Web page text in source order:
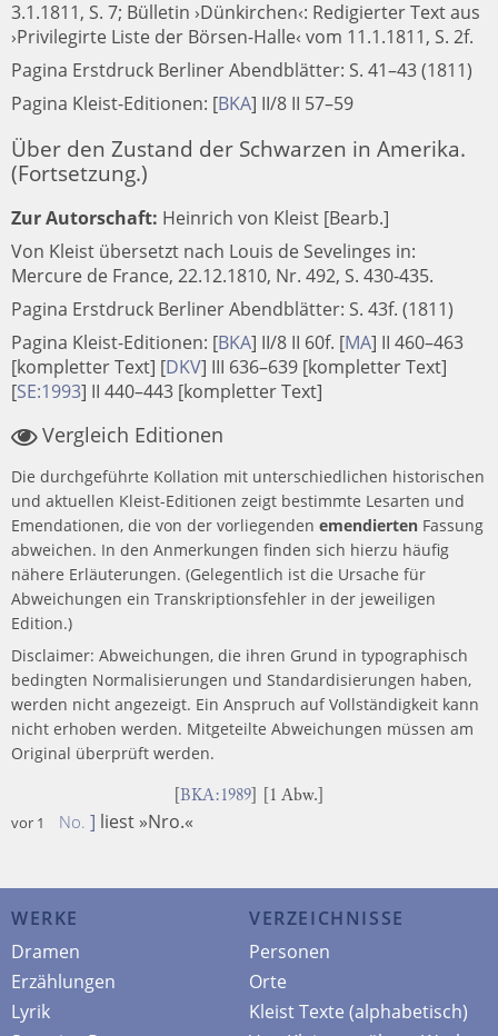
3.1.1811, S. 7; Bülletin ›Dünkirchen‹: Redigierter Text aus
›Privilegirte Liste der Börsen-Halle‹ vom 11.1.1811, S. 2f.
Pagina Erstdruck Berliner Abendblätter: S. 41–43 (1811)
Pagina Kleist-Editionen: [BKA] II/8 II 57–59
Über den Zustand der Schwarzen in Amerika.
(Fortsetzung.)
Zur Autorschaft: Heinrich von Kleist [Bearb.]
Von Kleist übersetzt nach Louis de Sevelinges in:
Mercure de France, 22.12.1810, Nr. 492, S. 430-435.
Pagina Erstdruck Berliner Abendblätter: S. 43f. (1811)
Pagina Kleist-Editionen: [BKA] II/8 II 60f. [MA] II 460–463
[kompletter Text] [DKV] III 636–639 [kompletter Text]
[SE:1993] II 440–443 [kompletter Text]
Vergleich Editionen
Die durchgeführte Kollation mit unterschiedlichen historischen
und aktuellen Kleist-Editionen zeigt bestimmte Lesarten und
Emendationen, die von der vorliegenden emendierten Fassung
abweichen. In den Anmerkungen finden sich hierzu häufig
nähere Erläuterungen. (Gelegentlich ist die Ursache für
Abweichungen ein Transkriptionsfehler in der jeweiligen
Edition.)
Disclaimer: Abweichungen, die ihren Grund in typographisch
bedingten Normalisierungen und Standardisierungen haben,
werden nicht angezeigt. Ein Anspruch auf Vollständigkeit kann
nicht erhoben werden. Mitgeteilte Abweichungen müssen am
Original überprüft werden.
BKA:1989 ] [1 Abw.]
vor 1 No. ] liest »Nro.«
WERKE
Dramen
Erzählungen
Lyrik
VERZEICHNISSE
Personen
Orte
Kleist Texte (alphabetisch)